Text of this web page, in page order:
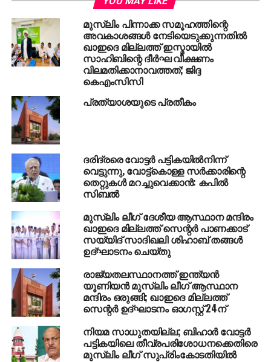
പ്രചരിപ്പിക്കുന്നെന്ന വ്യാജ ആരോപണമാണ് ഇവര്‍
ഉന്നയിക്കുന്നത്. പീസ് സ്‌കൂളുകളില്‍ പല
സമുദായത്തില്‍പെട്ട അധ്യാപകരുണ്ട്. ഒരു
ശൃംഖലയായി ഉയര്‍ന്നുവന്ന സ്‌കൂളുകളാണിത്.
അതിനെ തകര്‍ക്കാന്‍ ബോധപൂര്‍വമായ ശ്രമമാണ്
നടക്കുന്നത്. സോഷ്യല്‍ മീഡിയയിലും മറ്റും ചില
പണ്ഡിതര്‍ മതത്തിന്റെ പേരില്‍ തെറ്റായ പ്രചാരണം
നടത്തുന്നുണ്ട്. അതിനെ മുസ്‌ലിംലീഗ്
അനുകൂലിക്കുന്നില്ല.
എന്നാല്‍ പണ്ഡിതന്മാരുടെ പേരില്‍ യു.എ.പി.എ
ചുമത്തുന്നതിനോട് യോജിക്കാനാവില്ല.
മതസൗഹാര്‍ദ്ദത്തെ ഹനിക്കുന്നതും തീവ്രവാദത്തെ
വളര്‍ത്തുന്നതുമായ ഏത് നീക്കങ്ങളെയും
എല്ലാക്കാലത്തും മുസ്‌ലിം ലീഗ് ശക്തമായി
എതിര്‍ത്തിട്ടുണ്ട്. അതൊരു രാഷ്ട്രീയ ധര്‍മമായി
ഇപ്പോഴും നിര്‍വഹിച്ചുപോരുന്നു. എന്നാല്‍
തീവ്രവാദത്തിന്റെ പേരില്‍ ന്യൂനപക്ഷ പീഡനം
നടത്തുന്നത് അംഗീകരിക്കാനാവില്ല. ഇത് ഗൗരവമായി
കണ്ട് മുഖ്യമന്ത്രി നേരിട്ട് ഇടപെട്ട് നടപടി
സ്വീകരിക്കണമെന്നാണ് ആവശ്യപ്പെട്ടതെന്നും
ഇടപെടല്‍ ഉണ്ടാകുമെന്ന് മുഖ്യമന്ത്രി
ഉറപ്പുനല്‍കിയതായും നേതാക്കള്‍ പറഞ്ഞു.
മുസ്ലിം പിന്നാക്ക സമൂഹത്തിന്റെ
അവകാശങ്ങള്‍ നേടിയെടുക്കുന്നതില്‍
ഖാഇദെ മില്ലത്ത് ഇസ്മായില്‍
സാഹിബിന്റെ ദീര്‍ഘ വീക്ഷണം
വിലമതിക്കാനാവത്തത്; ജിദ്ദ
കെഎംസിസി
പ്രത്യാശയുടെ പ്രതീകം
ദരിദ്രരെ വോട്ടര്‍ പട്ടികയില്‍നിന്ന്
വെട്ടുന്നു, വോട്ട്‌കൊള്ള സര്‍ക്കാരിന്റെ
തെറ്റുകള്‍ മറച്ചുവെക്കാന്‍: കപില്‍
സിബല്‍
മുസ്‌ലിം ലീഗ് ദേശീയ ആസ്ഥാന മന്ദിരം
ഖാഇദെ മില്ലത്ത് സെന്റര്‍ പാണക്കാട്
സയ്യിദ് സാദിഖലി ശിഹാബ് തങ്ങള്‍
ഉദ്ഘാടനം ചെയ്തു
രാജ്യതലസ്ഥാനത്ത് ഇന്ത്യന്‍
യൂണിയന്‍ മുസ്‌ലിം ലീഗ് ആസ്ഥാന
മന്ദിരം ഒരുങ്ങി; ഖാഇദെ മില്ലത്ത്
സെന്റര്‍ ഉദ്ഘാടനം ഓഗസ്റ്റ് 24ന്
നിയമ സാധുതയില്ല; ബിഹാര്‍ വോട്ടര്‍
പട്ടികയിലെ തീവ്രപരിശോധനക്കെതിരെ
മുസ്‌ലിം ലീഗ് സുപ്രിംകോടതിയില്‍